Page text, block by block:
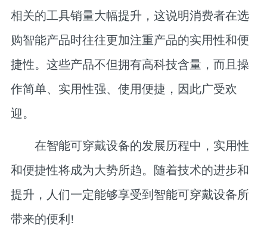
相关的工具销量大幅提升，这说明消费者在选
购智能产品时往往更加注重产品的实用性和便
捷性。这些产品不但拥有高科技含量，而且操
作简单、实用性强、使用便捷，因此广受欢
迎。
在智能可穿戴设备的发展历程中，实用性
和便捷性将成为大势所趋。随着技术的进步和
提升，人们一定能够享受到智能可穿戴设备所
带来的便利!